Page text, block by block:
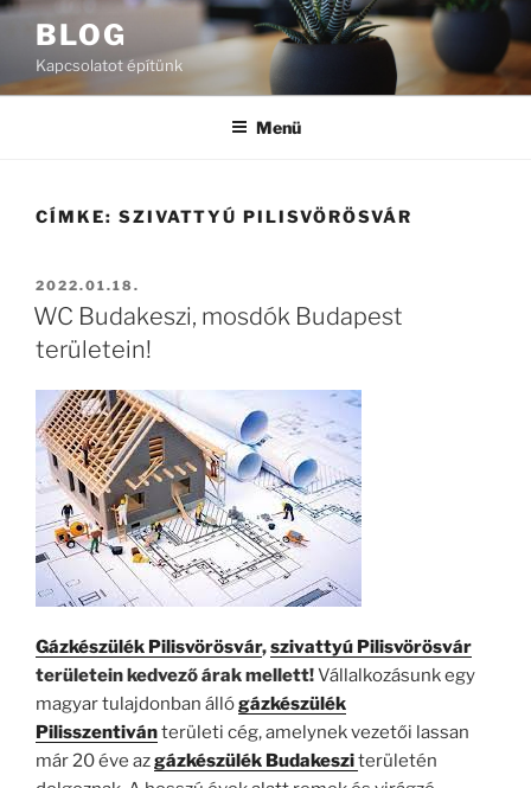
Tartalomhoz
BLOG
Kapcsolatot építünk
Menü
CÍMKE: SZIVATTYÚ PILISVÖRÖSVÁR
BEKÜLDVE:
2022.01.18.
WC Budakeszi, mosdók Budapest
területein!
Gázkészülék Pilisvörösvár,szivattyú Pilisvörösvár
területein kedvező árak mellett!Vállalkozásunk egy
magyar tulajdonban állógázkészülék
Pilisszentivánterületi cég, amelynek vezetői lassan
már 20 éve azgázkészülék Budakesziterületén